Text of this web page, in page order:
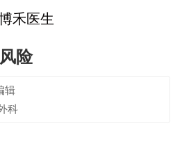
禾医生
险
辑
科